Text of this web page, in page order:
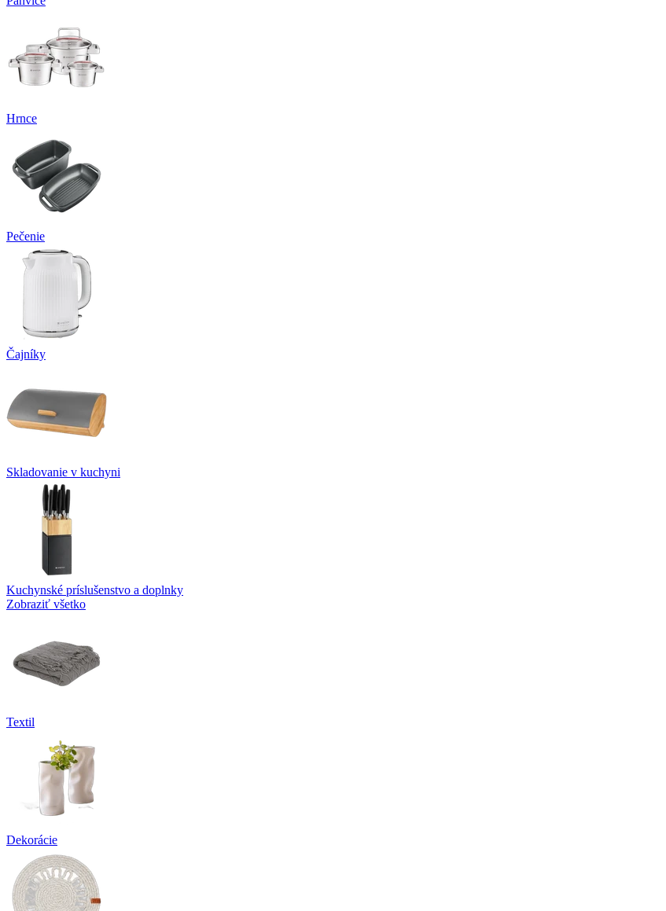
Hrnce
Pečenie
Čajníky
Skladovanie v kuchyni
Kuchynské príslušenstvo a doplnky
Zobraziť všetko
Textil
Dekorácie